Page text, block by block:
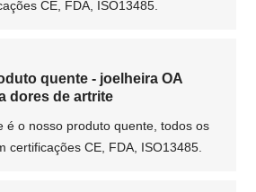
CE, FDA, ISO13485.
quente - joelheira OA
dores de artrite
é o nosso produto quente, todos os
certificações CE, FDA, ISO13485.